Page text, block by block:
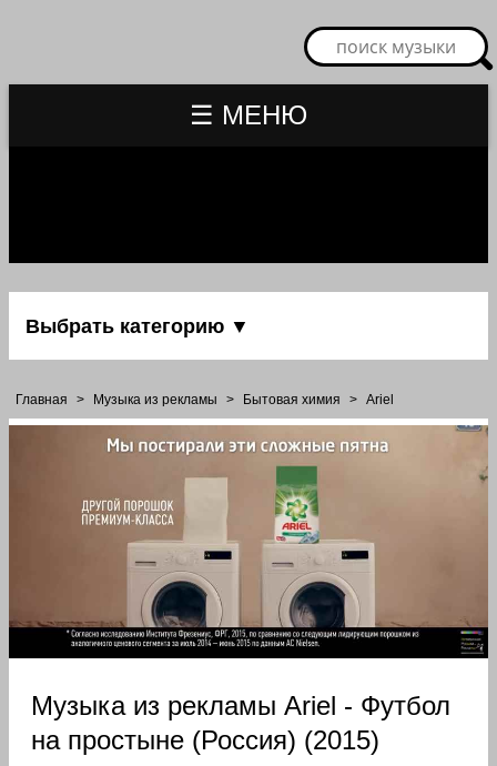
☰ МЕНЮ
Выбрать категорию ▼
Главная > Музыка из рекламы > Бытовая химия > Ariel
Музыка из рекламы Ariel - Футбол
на простыне (Россия) (2015)